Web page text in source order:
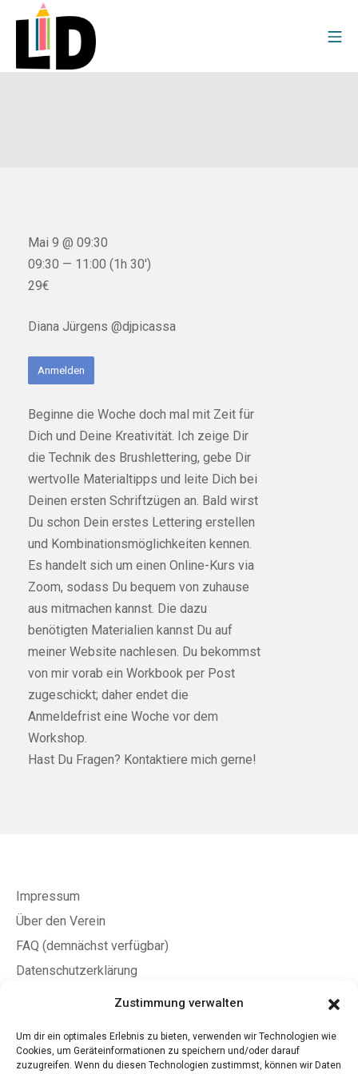
Zustimmung verwalten
Um dir ein optimales Erlebnis zu bieten, verwenden wir Technologien wie
Cookies, um Geräteinformationen zu speichern und/oder darauf
zuzugreifen. Wenn du diesen Technologien zustimmst, können wir Daten
Beginne die Woche doch mal mit Zeit für
Dich und Deine Kreativität. Ich zeige Dir
die Technik des Brushlettering, gebe Dir
wertvolle Materialtipps und leite Dich bei
Deinen ersten Schriftzügen an. Bald wirst
Du schon Dein erstes Lettering erstellen
und Kombinationsmöglichkeiten kennen.
Es handelt sich um einen Online-Kurs via
Zoom, sodass Du bequem von zuhause
aus mitmachen kannst. Die dazu
benötigten Materialien kannst Du auf
meiner Website nachlesen. Du bekommst
von mir vorab ein Workbook per Post
zugeschickt; daher endet die
Anmeldefrist eine Woche vor dem
Workshop.
Hast Du Fragen? Kontaktiere mich gerne!
Mai 9 @ 09:30
09:30 — 11:00 (1h 30′)
29€
Diana Jürgens @djpicassa
Anmelden
Impressum
Über den Verein
FAQ (demnächst verfügbar)
Datenschutzerklärung
Allgemeine Geschäftsbedingungen
Jetzt Mitglied werden